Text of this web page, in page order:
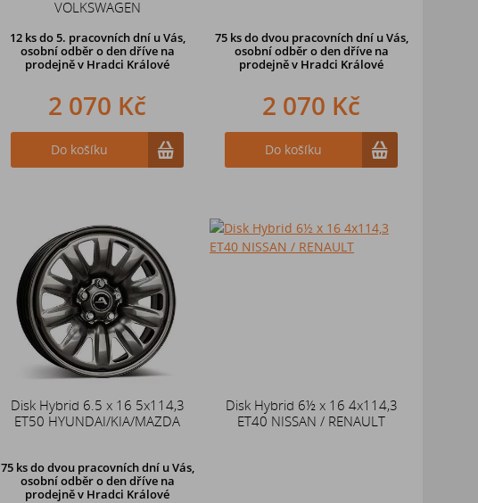
VOLKSWAGEN
12 ks do 5. pracovních dní u Vás,
osobní odběr o den dříve na
prodejněv Hradci Králové
2 070 Kč
Do košíku
75 ks do dvou pracovních dní u Vás,
osobní odběr o den dřívena
prodejně v Hradci Králové
2 070 Kč
Do košíku
Disk Hybrid 6.5 x 16 5x114,3
ET50 HYUNDAI/KIA/MAZDA
75 ks do dvou pracovních dní u Vás,
osobní odběr o den dřívena
prodejně v Hradci Králové
Disk Hybrid 6½ x 16 4x114,3
ET40 NISSAN / RENAULT